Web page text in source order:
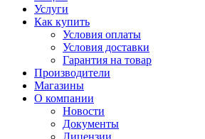
Услуги
Как купить
Условия оплаты
Условия доставки
Гарантия на товар
Производители
Магазины
О компании
Новости
Документы
Лицензии